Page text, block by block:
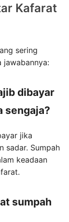
Kafarat
sering
jawabannya:
dibayar
sengaja?
jika
sadar. Sumpah
keadaan
sumpah